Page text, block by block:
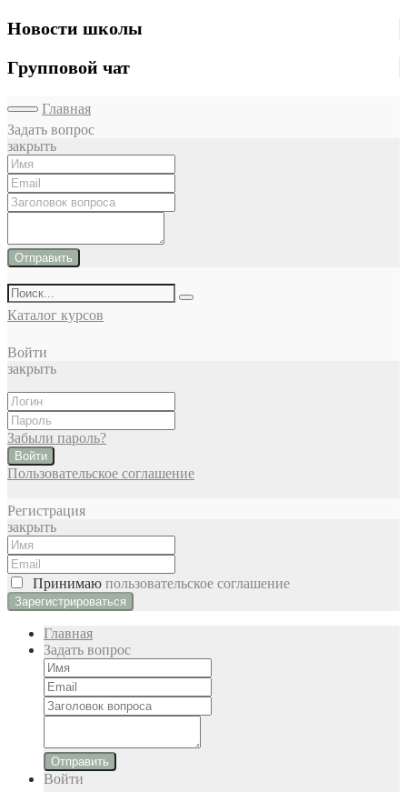
Новости школы
Групповой чат
Главная
Задать вопрос
закрыть
Отправить
Каталог курсов
Войти
закрыть
Забыли пароль?
Войти
Пользовательское соглашение
Регистрация
закрыть
Принимаю пользовательское соглашение
Главная
Задать вопрос
Отправить
Войти